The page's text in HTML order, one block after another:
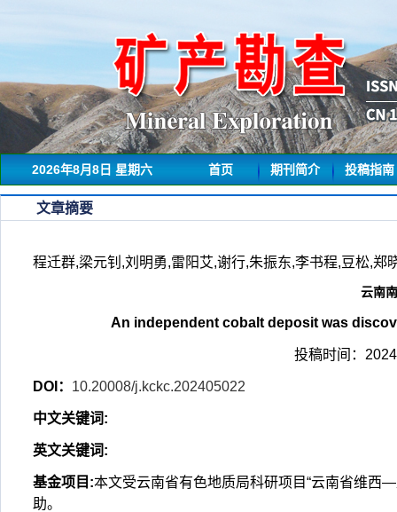
2026年8月8日 星期六 首页 期刊简介 投稿指南
文章摘要
程迁群,梁元钊,刘明勇,雷阳艾,谢行,朱振东,李书程,豆松,
云南
An independent cobalt deposit was
投稿时间：
DOI： 10.20008/j.kckc.202405022
中文关键词:
英文关键词:
基金项目 :本文受云南省有色地质局科研项目“云南省维
助。